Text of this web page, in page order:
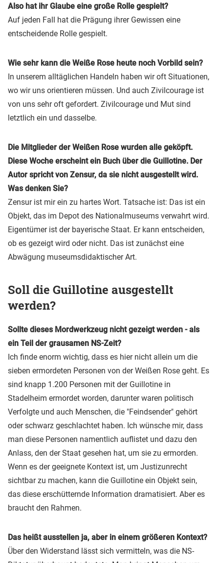
Also hat ihr Glaube eine große Rolle gespielt?
Auf jeden Fall hat die Prägung ihrer Gewissen eine
entscheidende Rolle gespielt.
Wie sehr kann die Weiße Rose heute noch Vorbild sein?
In unserem alltäglichen Handeln haben wir oft Situationen,
wo wir uns orientieren müssen. Und auch Zivilcourage ist
von uns sehr oft gefordert. Zivilcourage und Mut sind
letztlich ein und dasselbe.
Die Mitglieder der Weißen Rose wurden alle geköpft.
Diese Woche erscheint ein Buch über die Guillotine. Der
Autor spricht von Zensur, da sie nicht ausgestellt wird.
Was denken Sie?
Zensur ist mir ein zu hartes Wort. Tatsache ist: Das ist ein
Objekt, das im Depot des Nationalmuseums verwahrt wird.
Eigentümer ist der bayerische Staat. Er kann entscheiden,
ob es gezeigt wird oder nicht. Das ist zunächst eine
Abwägung museumsdidaktischer Art.
Soll die Guillotine ausgestellt
werden?
Sollte dieses Mordwerkzeug nicht gezeigt werden - als
ein Teil der grausamen NS-Zeit?
Ich finde enorm wichtig, dass es hier nicht allein um die
sieben ermordeten Personen von der Weißen Rose geht. Es
sind knapp 1.200 Personen mit der Guillotine in
Stadelheim ermordet worden, darunter waren politisch
Verfolgte und auch Menschen, die "Feindsender" gehört
oder schwarz geschlachtet haben. Ich wünsche mir, dass
man diese Personen namentlich auflistet und dazu den
Anlass, den der Staat gesehen hat, um sie zu ermorden.
Wenn es der geeignete Kontext ist, um Justizunrecht
sichtbar zu machen, kann die Guillotine ein Objekt sein,
das diese erschütternde Information dramatisiert. Aber es
braucht den Rahmen.
Das heißt ausstellen ja, aber in einem größeren Kontext?
Über den Widerstand lässt sich vermitteln, was die NS-